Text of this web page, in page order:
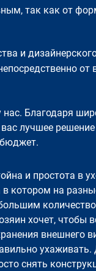
так как от
и
от
Благодаря
лучшее
и простота в
в котором на
хочет, чтобы
внешнего
снять